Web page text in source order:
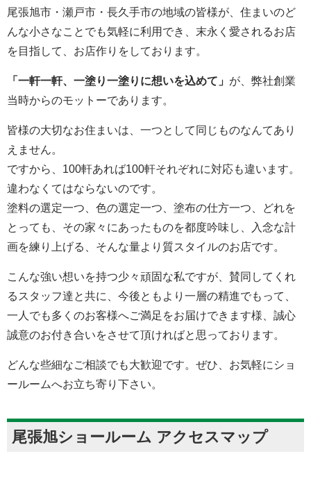
尾張旭市・瀬戸市・長久手市の地域の皆様が、住まいのど
んな小さなことでも気軽に利用でき、末永く愛されるお店
を目指して、お店作りをしております。
「一軒一軒、一塗り一塗りに想いを込めて」 が、弊社創業
当時からのモットーであります。
皆様の大切なお住まいは、一つとして同じものなんてあり
えません。
ですから、100軒あれば100軒それぞれに対応も違います。
違わなくてはならないのです。
塗料の選定一つ、色の選定一つ、塗布の仕方一つ、どれを
とっても、その家々にあったものを都度吟味し、入念な計
画を練り上げる、そんな量より質スタイルのお店です。
こんな強い想いを持つ少々頑固な私ですが、賛同してくれ
るスタッフ達と共に、今後ともより一層の精進でもって、
一人でも多くのお客様へご満足をお届けできます様、誠心
誠意のお付き合いをさせて頂ければと思っております。
どんな些細なご相談でも大歓迎です。ぜひ、お気軽にショ
ールームへお立ち寄り下さい。
尾張旭ショールーム アクセスマップ